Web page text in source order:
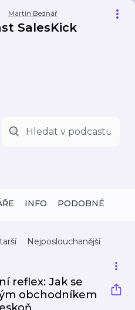
Martin Bednář
SalesKick
INFO PODOBNÉ
Nejposlouchanější
reflex: Jak se
obchodníkem